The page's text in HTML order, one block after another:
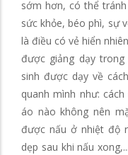
sớm hơn, có thể
sức khỏe, béo phì, sự
là điều có vẻ hiển
được giảng dạy
sinh được dạy về
quanh mình như:
áo nào không nên
được nấu ở nhiệt độ
dẹp sau khi nấu